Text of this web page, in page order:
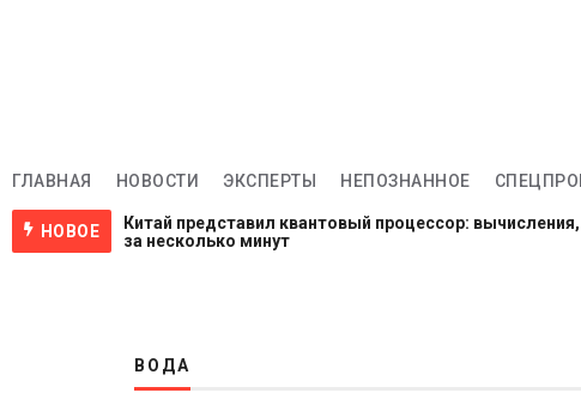
ГЛАВНАЯ НОВОСТИ ЭКСПЕРТЫ НЕПОЗНАННОЕ
Саморазвитие
ВИДЕО
НОВОЕ
Китай представил квантовый процессор:
за несколько минут
ВОДА